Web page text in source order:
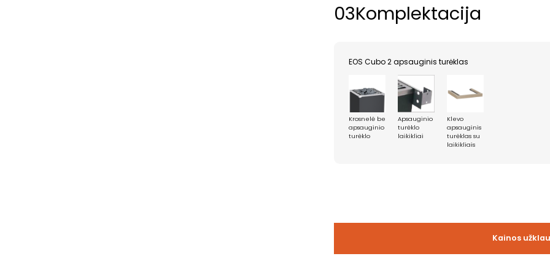
03Komplektacija
EOS Cubo 2 apsauginis turėklas
Krosnelė be
apsauginio
turėklo
Apsauginio
turėklo
laikikliai
Klevo
apsauginis
turėklas su
laikikliais
Kainos